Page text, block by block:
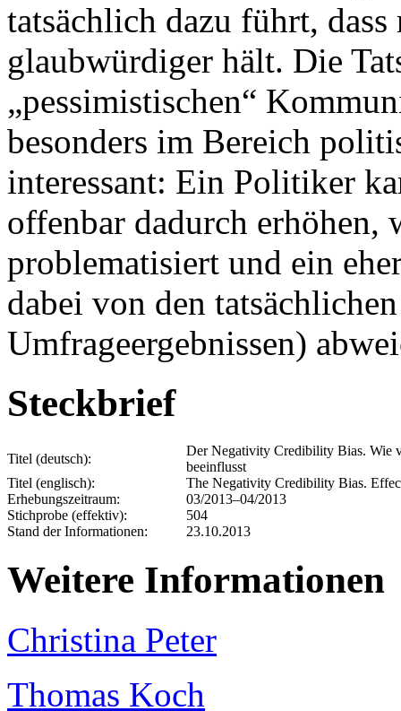
tatsächlich dazu führt,
glaubwürdiger hält. Die
„pessimistischen“
besonders im Bereich
interessant: Ein Politiker
offenbar dadurch erhöhen,
problematisiert und ein
dabei von den
Umfrageergebnissen)
Steckbrief
Titel (deutsch):
Der Negativity Credibility Bias. Wie
beeinflusst
Titel (englisch):
The Negativity Credibility Bias.
Erhebungszeitraum:
03/2013–04/2013
Stichprobe (effektiv):
504
Stand der Informationen:
23.10.2013
Weitere Informationen
Christina Peter
Thomas Koch